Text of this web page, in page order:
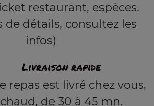
restaurant, espèces.
de détails, consultez les
infos)
Livraison rapide
repas est livré chez vous,
chaud, de 30 à 45 mn.